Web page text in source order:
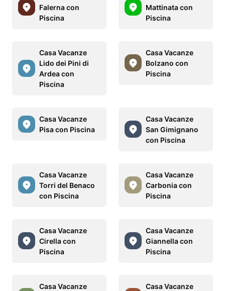
Falerna con
Piscina
Mattinata con
Piscina
Casa Vacanze
Lido dei Pini di
Ardea con
Piscina
Casa Vacanze
Bolzano con
Piscina
Casa Vacanze
Pisa con Piscina
Casa Vacanze
San Gimignano
con Piscina
Casa Vacanze
Torri del Benaco
con Piscina
Casa Vacanze
Carbonia con
Piscina
Casa Vacanze
Cirella con
Piscina
Casa Vacanze
Giannella con
Piscina
Casa Vacanze
Casa Vacanze